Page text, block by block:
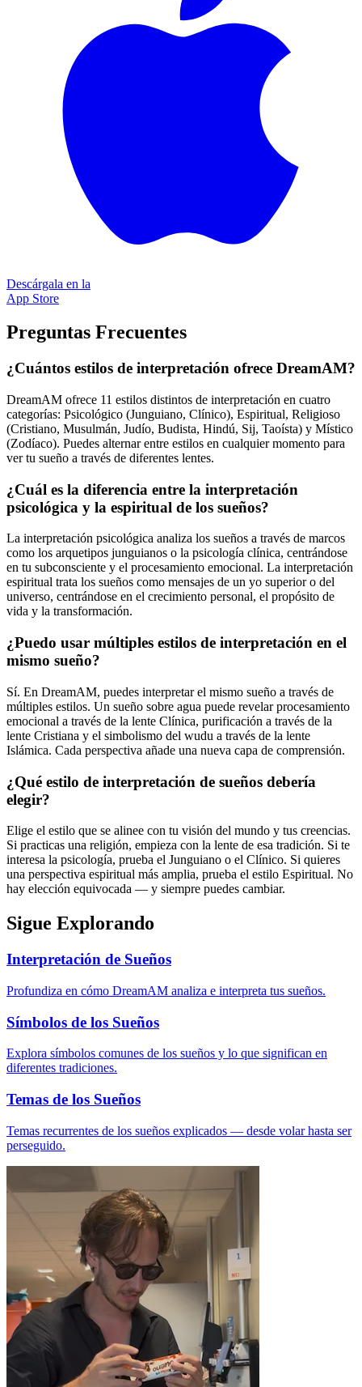
Descárgala en la
App Store
Preguntas Frecuentes
¿Cuántos estilos de interpretación ofrece DreamAM?
DreamAM ofrece 11 estilos distintos de interpretación en cuatro
categorías: Psicológico (Junguiano, Clínico), Espiritual, Religioso
(Cristiano, Musulmán, Judío, Budista, Hindú, Sij, Taoísta) y Místico
(Zodíaco). Puedes alternar entre estilos en cualquier momento para
ver tu sueño a través de diferentes lentes.
¿Cuál es la diferencia entre la interpretación
psicológica y la espiritual de los sueños?
La interpretación psicológica analiza los sueños a través de marcos
como los arquetipos junguianos o la psicología clínica, centrándose
en tu subconsciente y el procesamiento emocional. La interpretación
espiritual trata los sueños como mensajes de un yo superior o del
universo, centrándose en el crecimiento personal, el propósito de
vida y la transformación.
¿Puedo usar múltiples estilos de interpretación en el
mismo sueño?
Sí. En DreamAM, puedes interpretar el mismo sueño a través de
múltiples estilos. Un sueño sobre agua puede revelar procesamiento
emocional a través de la lente Clínica, purificación a través de la
lente Cristiana y el simbolismo del wudu a través de la lente
Islámica. Cada perspectiva añade una nueva capa de comprensión.
¿Qué estilo de interpretación de sueños debería
elegir?
Elige el estilo que se alinee con tu visión del mundo y tus creencias.
Si practicas una religión, empieza con la lente de esa tradición. Si te
interesa la psicología, prueba el Junguiano o el Clínico. Si quieres
una perspectiva espiritual más amplia, prueba el estilo Espiritual. No
hay elección equivocada — y siempre puedes cambiar.
Sigue Explorando
Interpretación de Sueños
Profundiza en cómo DreamAM analiza e interpreta tus sueños.
Símbolos de los Sueños
Explora símbolos comunes de los sueños y lo que significan en
diferentes tradiciones.
Temas de los Sueños
Temas recurrentes de los sueños explicados — desde volar hasta ser
perseguido.